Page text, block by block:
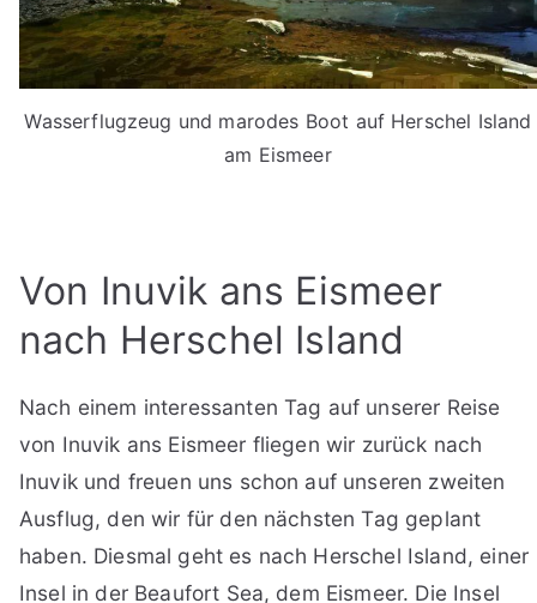
Wasserflugzeug und marodes Boot auf Herschel Island
am Eismeer
Von Inuvik ans Eismeer
nach Herschel Island
Nach einem interessanten Tag auf unserer Reise
von Inuvik ans Eismeer fliegen wir zurück nach
Inuvik und freuen uns schon auf unseren zweiten
Ausflug, den wir für den nächsten Tag geplant
haben. Diesmal geht es nach Herschel Island, einer
Insel in der Beaufort Sea, dem Eismeer. Die Insel